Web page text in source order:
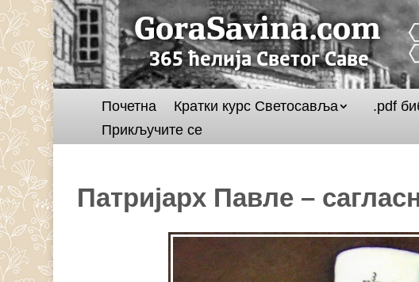
Почетна Кратки курс Светосавља .pdf
Прикључите се
Патријарх Павле –